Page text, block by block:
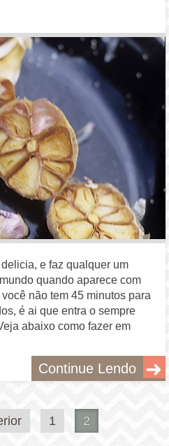
e faz qualquer um
quando aparece com
não tem 45 minutos para
é ai que entra o sempre
abaixo como fazer em
Continue Lendo
1 2